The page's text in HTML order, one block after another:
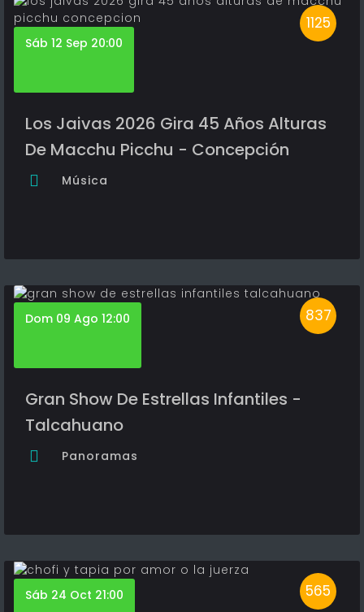
1125
Sáb 12 Sep 20:00
Los Jaivas 2026 Gira 45 Años Alturas
De Macchu Picchu - Concepción
Música
837
Dom 09 Ago 12:00
Gran Show De Estrellas Infantiles -
Talcahuano
Panoramas
565
Sáb 24 Oct 21:00